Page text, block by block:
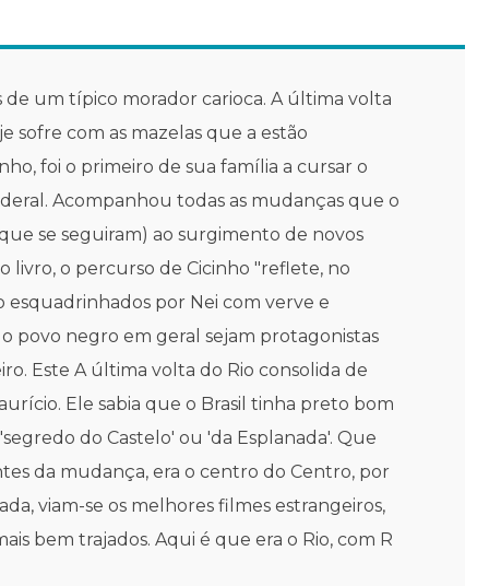
de um típico morador carioca. A última volta
sofre com as mazelas que a estão
foi o primeiro de sua família a cursar o
Acompanhou todas as mudanças que o
se seguiram) ao surgimento de novos
livro, o percurso de Cicinho "reflete, no
esquadrinhados por Nei com verve e
povo negro em geral sejam protagonistas
Este A última volta do Rio consolida de
Ele sabia que o Brasil tinha preto bom
do Castelo' ou 'da Esplanada'. Que
da mudança, era o centro do Centro, por
viam-se os melhores filmes estrangeiros,
bem trajados. Aqui é que era o Rio, com R